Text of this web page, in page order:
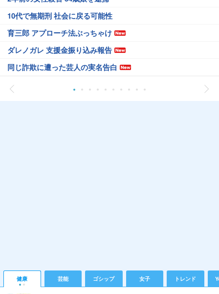
10代で無期刑 社会に戻る可能性
育三郎 アプローチ法ぶっちゃけ
ダレノガレ 支援金振り込み報告
同じ詐欺に遭った芸人の実名告白
健康 芸能 ゴシップ 女子 トレンド